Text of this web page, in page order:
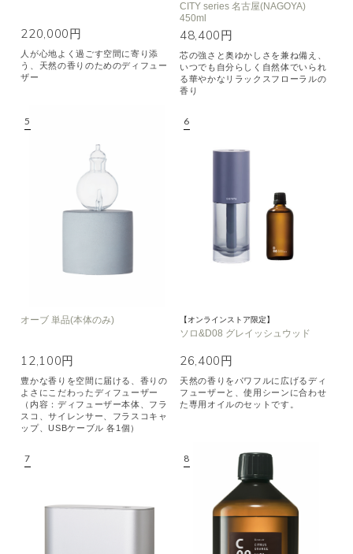
220,000円
人が心地よく過ごす空間に寄り添
う、天然の香りのためのディフュー
ザー
CITY series 名古屋(NAGOYA)
450ml
48,400円
芯の強さと奥ゆかしさを兼ね備え、
いつでも自分らしく自然体でいられ
る華やかなリラックスフローラルの
香り
オーブ 単品(本体のみ)
12,100円
豊かな香りを空間に届ける、香りの
よさにこだわったディフューザー
（内容：ディフューザー本体、フラ
スコ、サイレンサー、フラスコキャ
ップ、USBケーブル 各1個）
【オンラインストア限定】
ソロ&D08 グレイッシュウッド
26,400円
天然の香りをパワフルに広げるディ
フューザーと、使用シーンに合わせ
た専用オイルのセットです。